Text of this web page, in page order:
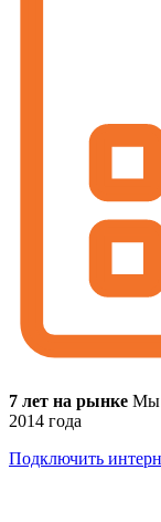
7 лет на рынке Мы
2014 года
Подключить